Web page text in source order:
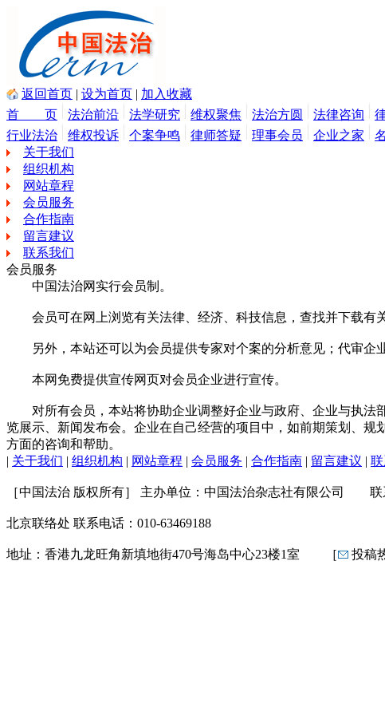
返回首页 | 设为首页 | 加入收藏
首 页
法治前沿 法学研究 维权聚焦 法治方圆 法律咨询
行业法治
维权投诉 个案争鸣 律师答疑 理事会员 企业之家
关于我们
组织机构
网站章程
会员服务
合作指南
留言建议
联系我们
会员服务
中国法治网实行会员制。
会员可在网上浏览有关法律、经济、科技信息，查找并下载有
另外，本站还可以为会员提供专家对个案的分析意见；代审企
本网免费提供宣传网页对会员企业进行宣传。
对所有会员，本站将协助企业调整好企业与政府、企业与执法
览展示、新闻发布会。企业在自己经营的项目中，如前期策划、
方面的咨询和帮助。
| 关于我们 | 组织机构 | 网站章程 | 会员服务 | 合作指南 | 留言建议 |
［中国法治 版权所有］ 主办单位：中国法治杂志社有限公司 联
北京联络处 联系电话：010-63469188
地址：香港九龙旺角新填地街470号海岛中心23楼1室 ［ 投稿